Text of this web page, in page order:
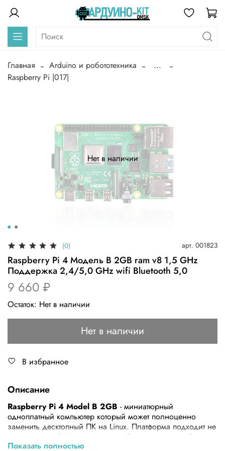
Главная Arduino и робототехника
...
Raspberry Pi |017|
Нет в наличии
(0) арт. 001823
Raspberry Pi 4 Модель B 2GB ram v8 1,5 GHz
Поддержка 2,4/5,0 GHz wifi Bluetooth 5,0
9 660 ₽
Остаток: Нет в наличии
Нет в наличии
В избранное
Описание
Raspberry Pi 4 Model B 2GB - миниатюрный
одноплатный компьютер который может полноценно
заменить десктопный ПК на Linux. Платформа подходит не
только для веб-сёрфинга и разработки приложений, но и
может стать «мозгом» для робота или умного дома,
Показать полностью